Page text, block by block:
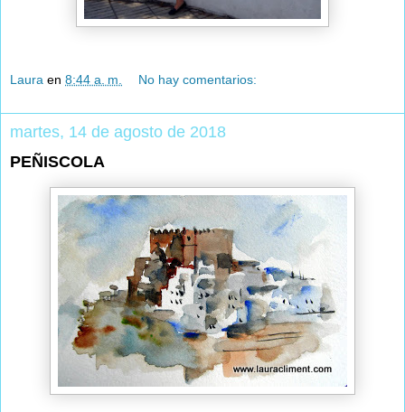
Laura en 8:44 a. m. No hay comentarios:
martes, 14 de agosto de 2018
PEÑISCOLA